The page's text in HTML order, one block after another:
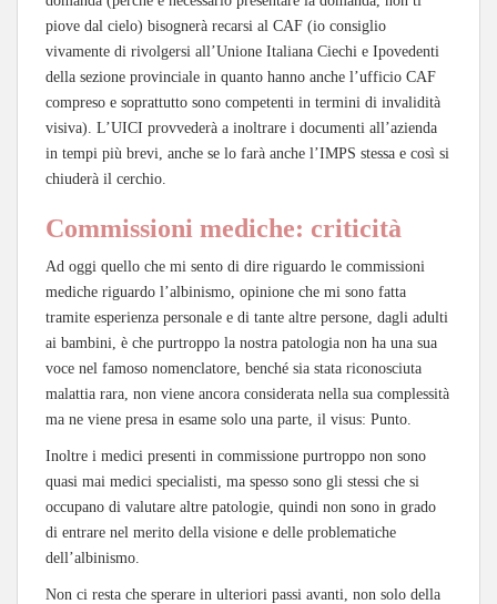
piove dal cielo) bisognerà recarsi al CAF (io consiglio
vivamente di rivolgersi all’Unione Italiana Ciechi e Ipovedenti
della sezione provinciale in quanto hanno anche l’ufficio CAF
compreso e soprattutto sono competenti in termini di invalidità
visiva). L’UICI provvederà a inoltrare i documenti all’azienda
in tempi più brevi, anche se lo farà anche l’IMPS stessa e così si
chiuderà il cerchio.
Commissioni mediche: criticità
Ad oggi quello che mi sento di dire riguardo le commissioni
mediche riguardo l’albinismo, opinione che mi sono fatta
tramite esperienza personale e di tante altre persone, dagli adulti
ai bambini, è che purtroppo la nostra patologia non ha una sua
voce nel famoso nomenclatore, benché sia stata riconosciuta
malattia rara, non viene ancora considerata nella sua complessità
ma ne viene presa in esame solo una parte, il visus: Punto.
Inoltre i medici presenti in commissione purtroppo non sono
quasi mai medici specialisti, ma spesso sono gli stessi che si
occupano di valutare altre patologie, quindi non sono in grado
di entrare nel merito della visione e delle problematiche
dell’albinismo.
Non ci resta che sperare in ulteriori passi avanti, non solo della